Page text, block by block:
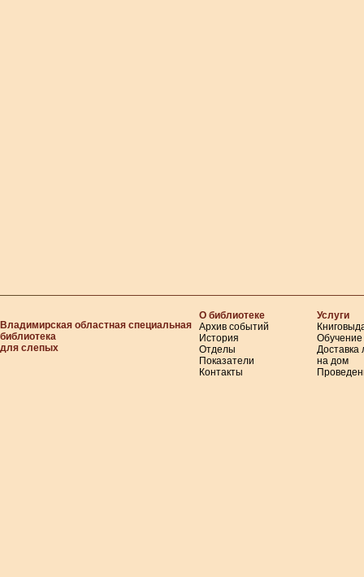
Владимирская областная специальная
библиотека
для слепых
О библиотеке
Архив событий
История
Отделы
Показатели
Контакты
Услуги
Обучение
Доставка
на дом